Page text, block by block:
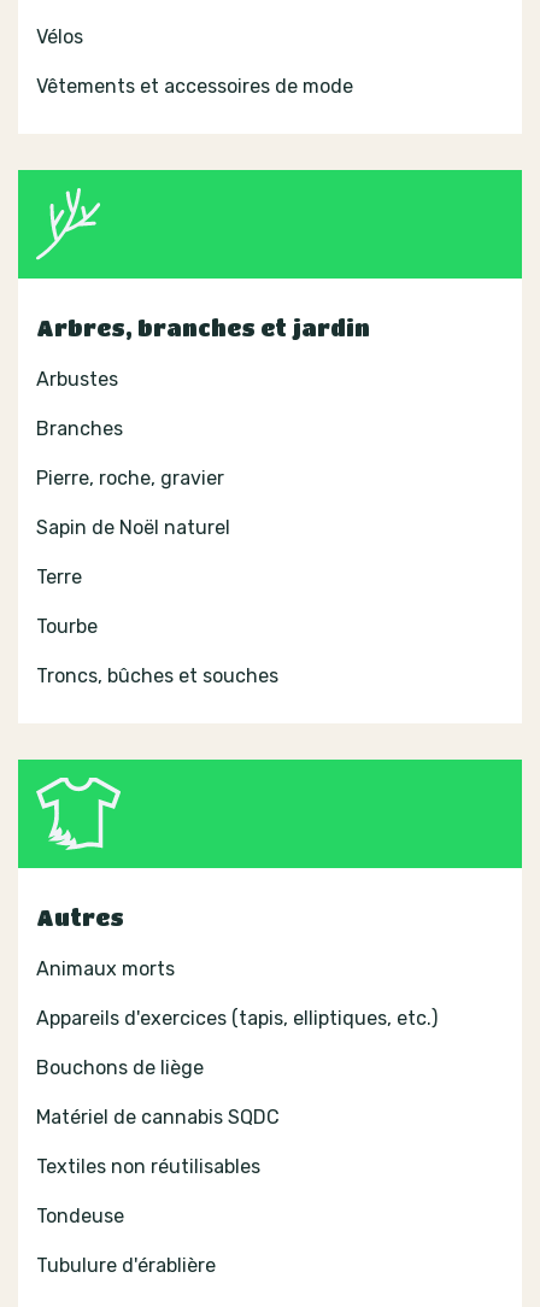
Vélos
Vêtements et accessoires de mode
Arbres, branches et jardin
Arbustes
Branches
Pierre, roche, gravier
Sapin de Noël naturel
Terre
Tourbe
Troncs, bûches et souches
Autres
Animaux morts
Appareils d'exercices (tapis, elliptiques, etc.)
Bouchons de liège
Matériel de cannabis SQDC
Textiles non réutilisables
Tondeuse
Tubulure d'érablière